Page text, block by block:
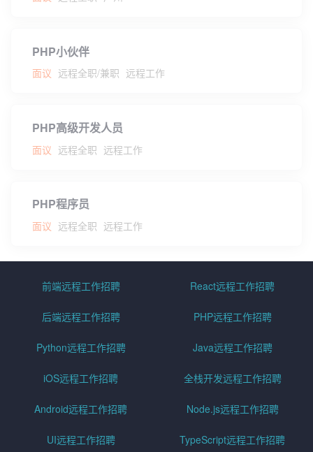
PHP小伙伴
面议 远程全职/兼职 远程工作
PHP高级开发人员
面议 远程全职 远程工作
PHP程序员
面议 远程全职 远程工作
前端远程工作招聘 React远程工作招聘
后端远程工作招聘 PHP远程工作招聘
Python远程工作招聘 Java远程工作招聘
iOS远程工作招聘 全栈开发远程工作招聘
Android远程工作招聘 Node.js远程工作招聘
UI远程工作招聘 TypeScript远程工作招聘